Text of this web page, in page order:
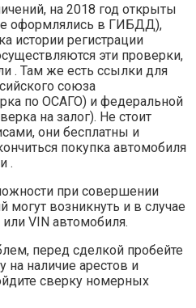
на 2018 год открыты
оформлялись в ГИБДД),
истории регистрации
эти проверки,
. Там же есть ссылки для
союза
по ОСАГО) и федеральной
на залог). Не стоит
они бесплатны и
покупка автомобиля
.
при совершении
могут возникнуть и в случае
VIN автомобиля.
перед сделкой пробейте
на наличие арестов и
сверку номерных